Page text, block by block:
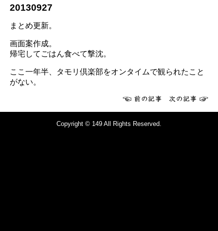
20130927
まとめ更新。
画面案作成。
帰宅してごはん食べて撃沈。
ここ一年半、タモリ倶楽部をオンタイムで観られたこと
がない。
Copyright © 149 All Rights Reserved.